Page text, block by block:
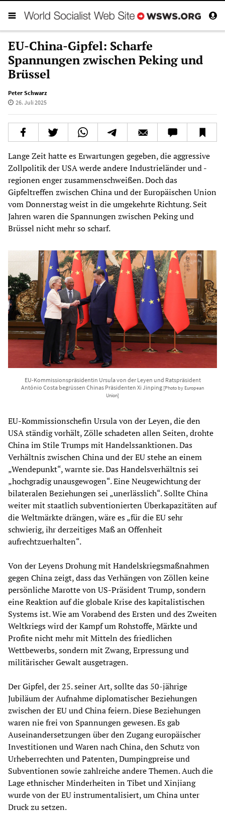
EU-China-Gipfel: Scharfe
Spannungen zwischen Peking und
Brüssel
Peter Schwarz
26. Juli 2025
Lange Zeit hatte es Erwartungen gegeben, die aggressive
Zollpolitik der USA werde andere Industrieländer und -
regionen enger zusammenschweißen. Doch das
Gipfeltreffen zwischen China und der Europäischen Union
vom Donnerstag weist in die umgekehrte Richtung. Seit
Jahren waren die Spannungen zwischen Peking und
Brüssel nicht mehr so scharf.
EU-Kommissionspräsidentin Ursula von der Leyen und Ratspräsident
António Costa begrüssen Chinas Präsidenten Xi Jinping [Photo by European
Union]
EU-Kommissionschefin Ursula von der Leyen, die den
USA ständig vorhält, Zölle schadeten allen Seiten, drohte
China im Stile Trumps mit Handelssanktionen. Das
Verhältnis zwischen China und der EU stehe an einem
„Wendepunkt“, warnte sie. Das Handelsverhältnis sei
„hochgradig unausgewogen“. Eine Neugewichtung der
bilateralen Beziehungen sei „unerlässlich“. Sollte China
weiter mit staatlich subventionierten Überkapazitäten auf
die Weltmärkte drängen, wäre es „für die EU sehr
schwierig, ihr derzeitiges Maß an Offenheit
aufrechtzuerhalten“.
Von der Leyens Drohung mit Handelskriegsmaßnahmen
gegen China zeigt, dass das Verhängen von Zöllen keine
persönliche Marotte von US-Präsident Trump, sondern
eine Reaktion auf die globale Krise des kapitalistischen
Systems ist. Wie am Vorabend des Ersten und des Zweiten
Weltkriegs wird der Kampf um Rohstoffe, Märkte und
Profite nicht mehr mit Mitteln des friedlichen
Wettbewerbs, sondern mit Zwang, Erpressung und
militärischer Gewalt ausgetragen.
Der Gipfel, der 25. seiner Art, sollte das 50-jährige
Jubiläum der Aufnahme diplomatischer Beziehungen
zwischen der EU und China feiern. Diese Beziehungen
waren nie frei von Spannungen gewesen. Es gab
Auseinandersetzungen über den Zugang europäischer
Investitionen und Waren nach China, den Schutz von
Urheberrechten und Patenten, Dumpingpreise und
Subventionen sowie zahlreiche andere Themen. Auch die
Lage ethnischer Minderheiten in Tibet und Xinjiang
wurde von der EU instrumentalisiert, um China unter
Druck zu setzen.